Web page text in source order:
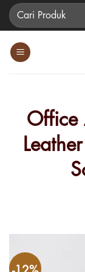
SkipPencarian
untuk:
Office